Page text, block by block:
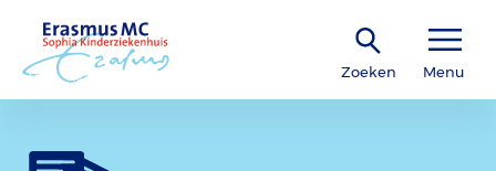
Zoeken Menu